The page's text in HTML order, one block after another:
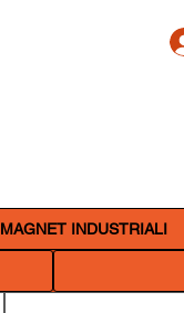
MAGNET INDUSTRIALI